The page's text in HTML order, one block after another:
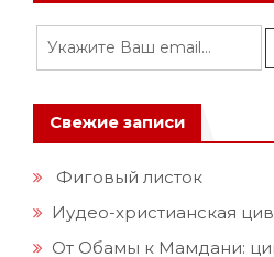
Свежие записи
Фиговый листок
Иудео-христианская
От Обамы к Мамдани: